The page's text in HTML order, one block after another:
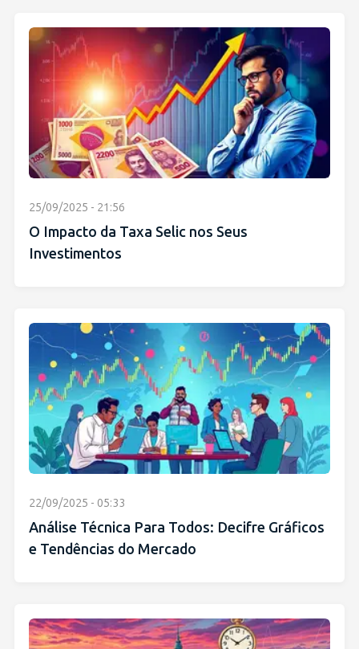
25/09/2025 - 21:56
O Impacto da Taxa Selic nos Seus
Investimentos
22/09/2025 - 05:33
Análise Técnica Para Todos: Decifre Gráficos
e Tendências do Mercado